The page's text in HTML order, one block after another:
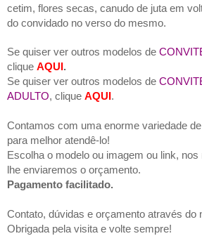
cetim, flores secas, canudo de juta em
do convidado no verso do mesmo.
Se quiser ver outros modelos de
clique AQUI.
Se quiser ver outros modelos de
ADULTO, clique AQUI.
Contamos com uma enorme variedade
para melhor atendê-lo!
Escolha o modelo ou imagem ou link,
lhe enviaremos o orçamento.
Pagamento facilitado.
Contato, dúvidas e orçamento através do
Obrigada pela visita e volte sempre!